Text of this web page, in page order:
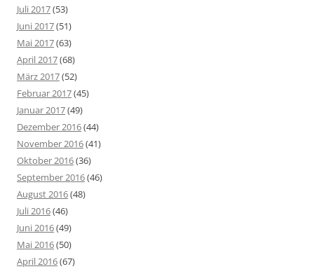
Juli 2017(53)
Juni 2017(51)
Mai 2017(63)
April 2017(68)
März 2017(52)
Februar 2017(45)
Januar 2017(49)
Dezember 2016(44)
November 2016(41)
Oktober 2016(36)
September 2016(46)
August 2016(48)
Juli 2016(46)
Juni 2016(49)
Mai 2016(50)
April 2016(67)